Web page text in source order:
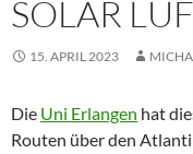
SOLAR
15. APRIL 2023
Die Uni Erlangen hat
Routen über den